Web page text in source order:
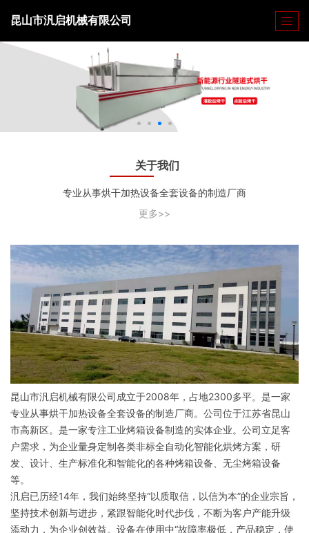
昆山市汎启机械有限公司
关于我们
专业从事烘干加热设备全套设备的制造厂商
更多>>
昆山市汎启机械有限公司成立于2008年，占地2300多平。是一家
专业从事烘干加热设备全套设备的制造厂商。公司位于江苏省昆山
市高新区。 是一家专注工业烤箱设备制造的实体企业。公司立足客
户需求，为企业量身定制各类非标全自动化智能化烘烤方案，研
发、设计、生产标准化和智能化的各种烤箱设备、无尘烤箱设备
等。
汎启已历经14年，我们始终坚持“以质取信，以信为本”的企业宗旨，
坚持技术创新与进步，紧跟智能化时代步伐，不断为客户产能升级
添动力，为企业创效益。设备在使用中“故障率极低，产品稳定，使